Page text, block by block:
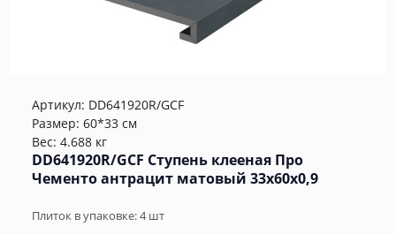
Артикул: DD641920R/GCF
Размер: 60*33 см
Вес: 4.688 кг
DD641920R/GCF Ступень клееная Про
Чементо антрацит матовый 33x60x0,9
Плиток в упаковке:4шт